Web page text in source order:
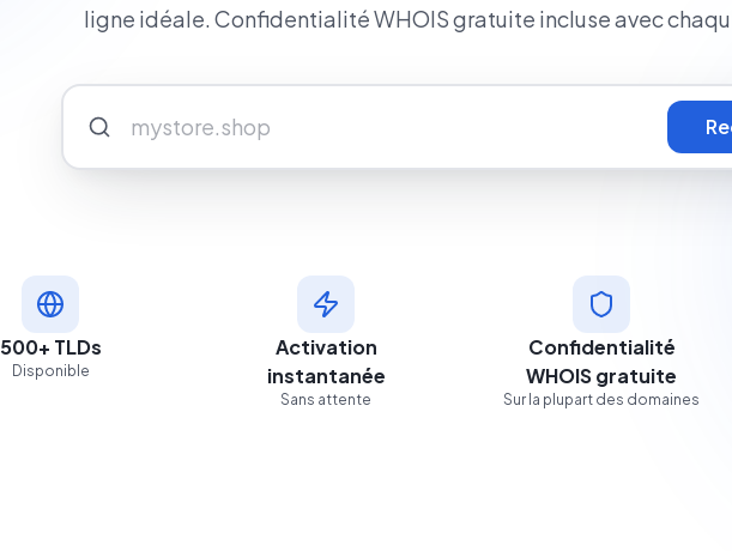
ligne idéale. Confidentialité WHOIS gratuite incluse avec
500+ TLDs
Disponible
Activation
instantanée
Sans attente
Confidentialité
WHOIS gratuite
Sur la plupart des domaines